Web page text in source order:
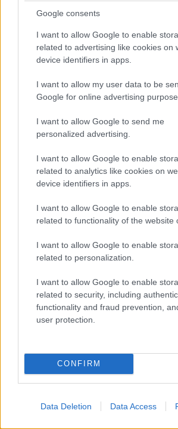
Google consents
I want to allow Google to enable
related to advertising like cookies on
device identifiers in apps.
I want to allow my user data to be
Google for online advertising
I want to allow Google to send me
personalized advertising.
I want to allow Google to enable
related to analytics like cookies on
device identifiers in apps.
I want to allow Google to enable
related to functionality of the website
I want to allow Google to enable
related to personalization.
I want to allow Google to enable
related to security, including
functionality and fraud prevention,
user protection.
CONFIRM
Data Deletion Data Access
Εεεε.. 31·10·2024 16:19
..βεβαια μη μεινουμε με την απορια
Απαντήστε
ΟΛΕΣ ΤΣΟΛΙΑ !!!!!!!!!!!!!!!!!!!!!!!!!!!